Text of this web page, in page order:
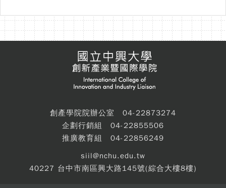
創產學院院辦公室 04-22873274
企劃行銷組 04-22855506
推廣教育組 04-22856249
siil@nchu.edu.tw
40227 台中市南區興大路145號(綜合大樓8樓)